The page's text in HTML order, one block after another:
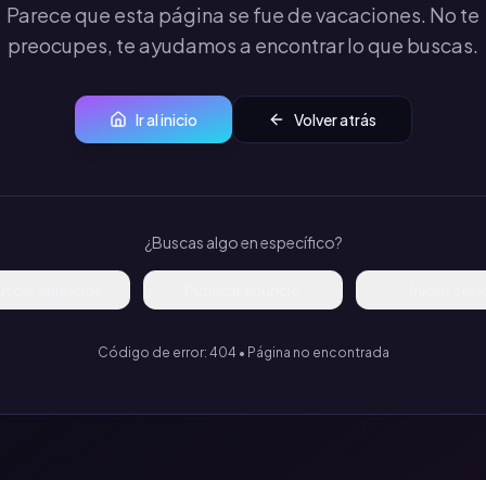
Parece que esta página se fue de vacaciones. No te
preocupes, te ayudamos a encontrar lo que buscas.
Ir al inicio Volver atrás
¿Buscas algo en específico?
Código de error: 404 • Página no encontrada